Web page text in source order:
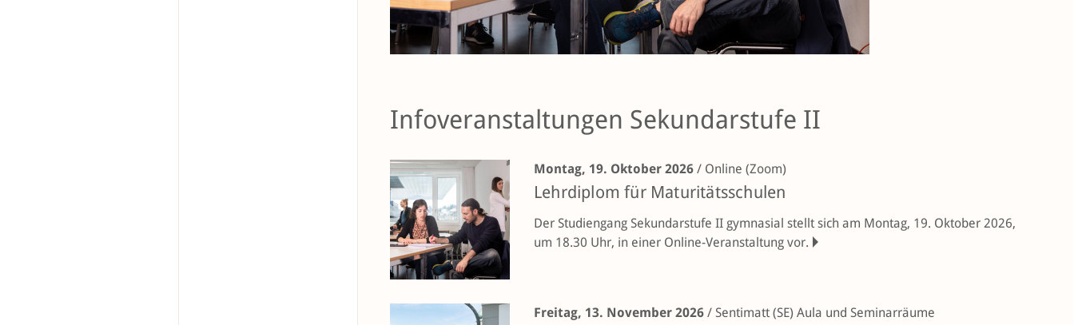
Infoveranstaltungen Sekundarstufe II
Montag, 19. Oktober 2026 / Online (Zoom)
Lehrdiplom für Maturitätsschulen
Der Studiengang Sekundarstufe II gymnasial stellt sich am Montag, 19. Oktober 2026,
um 18.30 Uhr, in einer Online-Veranstaltung vor.
Freitag, 13. November 2026 / Sentimatt (SE) Aula und Seminarräume